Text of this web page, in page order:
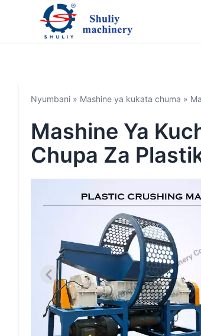
Nyumbani » Mashine ya kukata chuma »
Mashine Ya
Chupa Za